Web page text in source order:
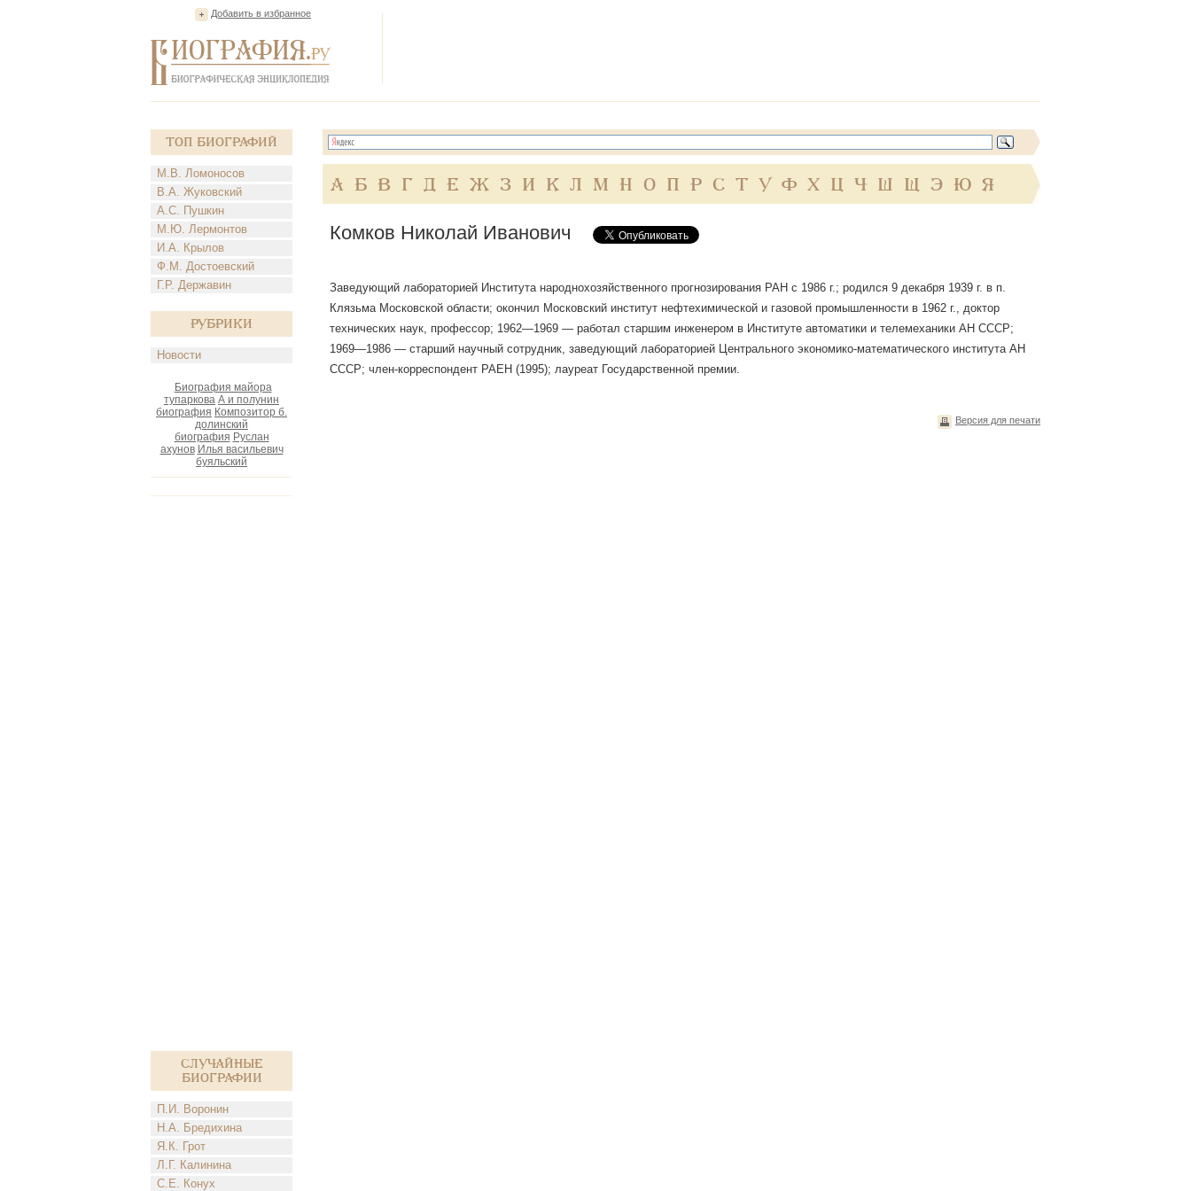
Добавить в избранное
Топ Биографий
М.В. Ломоносов
В.А. Жуковский
А.С. Пушкин
М.Ю. Лермонтов
И.А. Крылов
Ф.М. Достоевский
Г.Р. Державин
Рубрики
Новости
Биография майора
тупаркова А и полунин
биография Композитор б.
долинский
биография Руслан
ахунов Илья васильевич
буяльский
Случайные
биографии
П.И. Воронин
Н.А. Бредихина
Я.К. Грот
Л.Г. Калинина
С.Е. Конух
А Б В Г Д Е Ж З И К Л М Н О П Р С Т У Ф Х Ц Ч Ш Щ Э Ю Я
Комков Николай Иванович
Заведующий лабораторией Института народнохозяйственного прогнозирования РАН с 1986 г.; родился 9 декабря 1939 г. в п.
Клязьма Московской области; окончил Московский институт нефтехимической и газовой промышленности в 1962 г., доктор
технических наук, профессор; 1962—1969 — работал старшим инженером в Институте автоматики и телемеханики АН СССР;
1969—1986 — старший научный сотрудник, заведующий лабораторией Центрального экономико-математического института АН
СССР; член-корреспондент РАЕН (1995); лауреат Государственной премии.
Версия для печати